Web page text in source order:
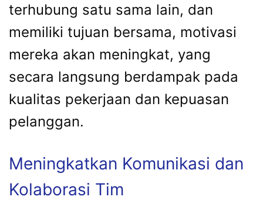
terhubung satu sama lain, dan
memiliki tujuan bersama, motivasi
mereka akan meningkat, yang
secara langsung berdampak pada
kualitas pekerjaan dan kepuasan
pelanggan.
Meningkatkan Komunikasi dan
Kolaborasi Tim